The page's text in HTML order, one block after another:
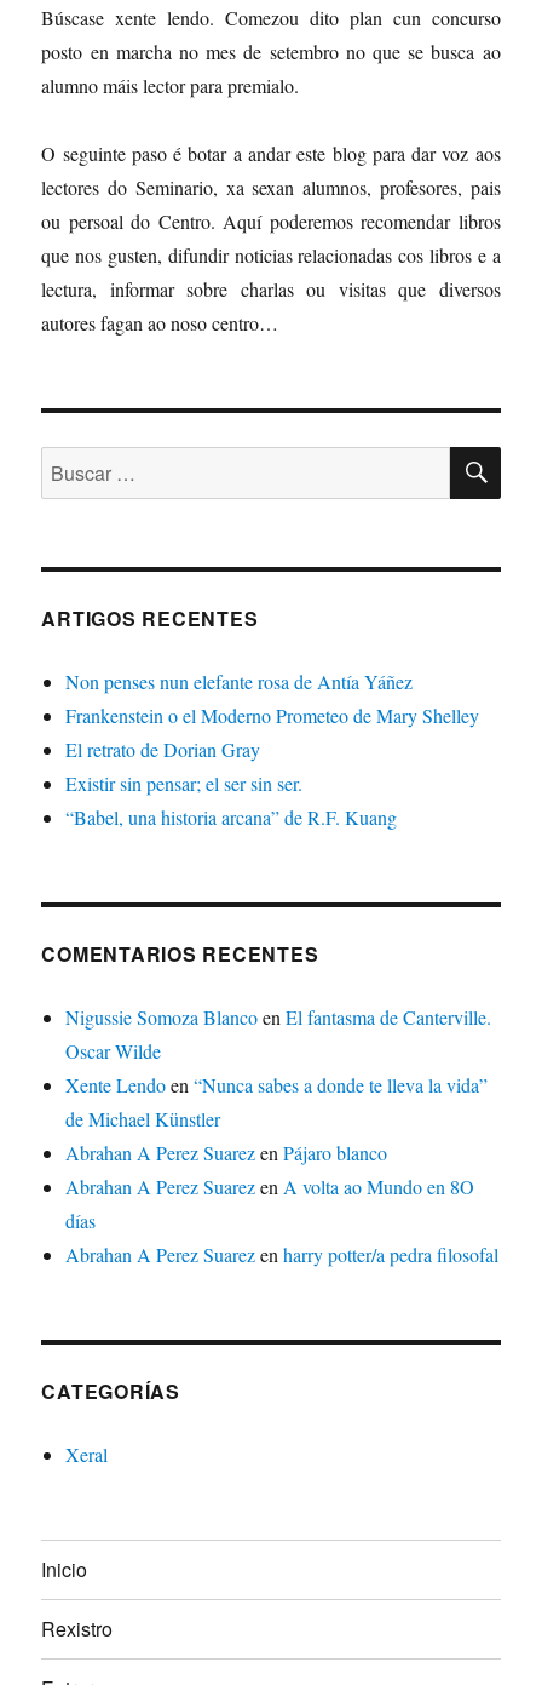
Búscase xente lendo. Comezou dito plan cun concurso
posto en marcha no mes de setembro no que se busca ao
alumno máis lector para premialo.
O seguinte paso é botar a andar este blog para dar voz aos
lectores do Seminario, xa sexan alumnos, profesores, pais
ou persoal do Centro. Aquí poderemos recomendar libros
que nos gusten, difundir noticias relacionadas cos libros e a
lectura, informar sobre charlas ou visitas que diversos
autores fagan ao noso centro…
Buscar:
ARTIGOS RECENTES
Non penses nun elefante rosa de Antía Yáñez
Frankenstein o el Moderno Prometeo de Mary Shelley
El retrato de Dorian Gray
Existir sin pensar; el ser sin ser.
“Babel, una historia arcana” de R.F. Kuang
COMENTARIOS RECENTES
Nigussie Somoza BlancoenEl fantasma de Canterville.
Oscar Wilde
Xente Lendoen“Nunca sabes a donde te lleva la vida”
de Michael Künstler
Abrahan A Perez SuarezenPájaro blanco
Abrahan A Perez Suarezen A volta ao Mundo en 8O
días
Abrahan A Perez Suarezenharry potter/a pedra filosofal
CATEGORÍAS
Xeral
Inicio
Rexistro